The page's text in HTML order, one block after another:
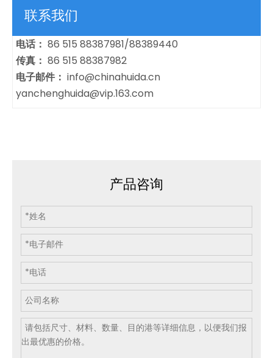
联系我们
电话： 86 515 88387981/88389440
传真： 86 515 88387982
电子邮件： info@chinahuida.cn
yanchenghuida@vip.163.com
产品咨询